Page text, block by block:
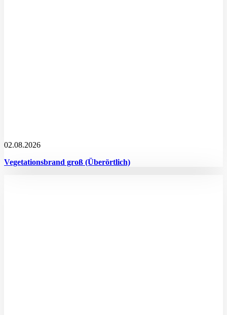
02.08.2026
Vegetationsbrand groß (Überörtlich)